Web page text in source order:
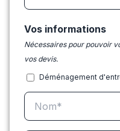
Vos informations
Nécessaires pour pouvoir
vos devis.
Déménagement